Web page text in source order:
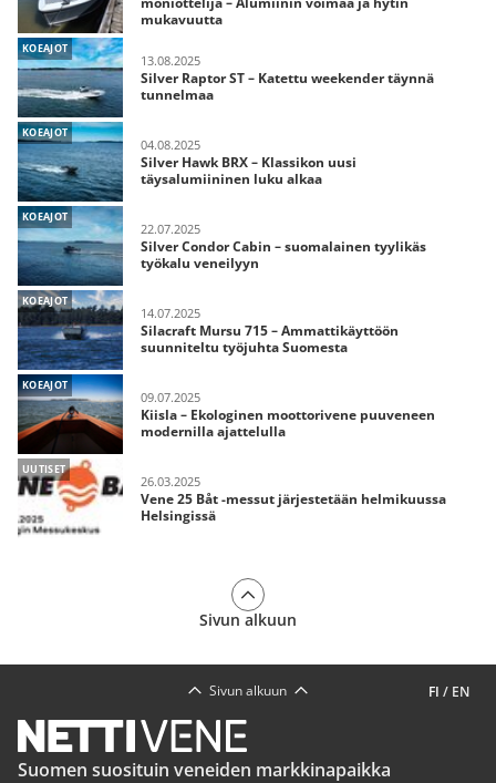
mukavuutta
KOEAJOT
13.08.2025
Silver Raptor ST – Katettu weekender täynnä
tunnelmaa
KOEAJOT
04.08.2025
Silver Hawk BRX – Klassikon uusi
täysalumiininen luku alkaa
KOEAJOT
22.07.2025
Silver Condor Cabin – suomalainen tyylikäs
työkalu veneilyyn
KOEAJOT
14.07.2025
Silacraft Mursu 715 – Ammattikäyttöön
suunniteltu työjuhta Suomesta
KOEAJOT
09.07.2025
Kiisla – Ekologinen moottorivene puuveneen
modernilla ajattelulla
UUTISET
26.03.2025
Vene 25 Båt -messut järjestetään helmikuussa
Helsingissä
Sivun alkuun
FI / EN
Sivun alkuun
Suomen suosituin veneiden markkinapaikka